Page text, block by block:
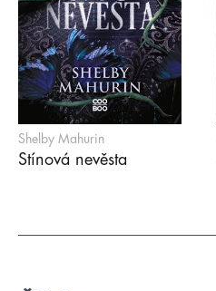
Shelby Mahurin
Stínová nevěsta